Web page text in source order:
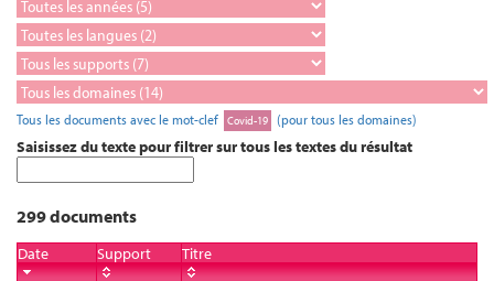
Tous les documents avec le mot-clef Covid-19 (pour tous les domaines)
Saisissez du texte pour filtrer sur tous les textes du résultat
299 documents
Date Support
Titre